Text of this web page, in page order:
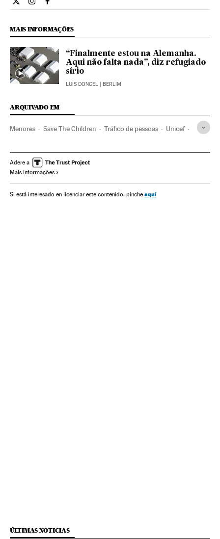
Internacional El País Brasil en Twitter
Internacional El País Brasil en Instagram
Internacional El País Brasil en Facebook
MAIS INFORMAÇÕES
“Finalmente estou na Alemanha.
Aqui não falta nada”, diz refugiado
sírio
LUIS DONCEL | BERLIM
ARQUIVADO EM
Menores Save The Children Tráfico de pessoas Unicef
Imigrantes Alemanha ONG
Migração Europa Sul Oriente médio Europa
Adere a
Mais informações
Si está interesado en licenciar este contenido, pinche aquí
ÚLTIMAS NOTICIAS